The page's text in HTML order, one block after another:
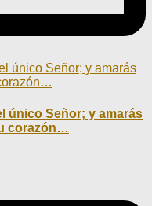
único Señor; y amarás
corazón…